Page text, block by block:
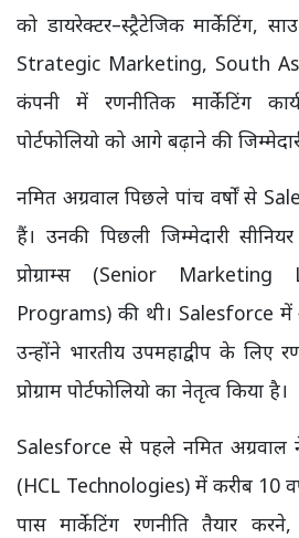
को डायरेक्टर–स्ट्रैटेजिक मार्केटिंग,
Strategic Marketing, South
कंपनी में रणनीतिक मार्केटिंग
पोर्टफोलियो को आगे बढ़ाने की
नमित अग्रवाल पिछले पांच वर्षों से
हैं। उनकी पिछली जिम्मेदारी सीनियर
प्रोग्राम्स (Senior
Programs) की थी। Salesforce में
उन्होंने भारतीय उपमहाद्वीप के
प्रोग्राम पोर्टफोलियो का नेतृत्व किया है।
Salesforce से पहले नमित अग्रवाल
(HCL Technologies) में करीब 10
पास मार्केटिंग रणनीति तैयार